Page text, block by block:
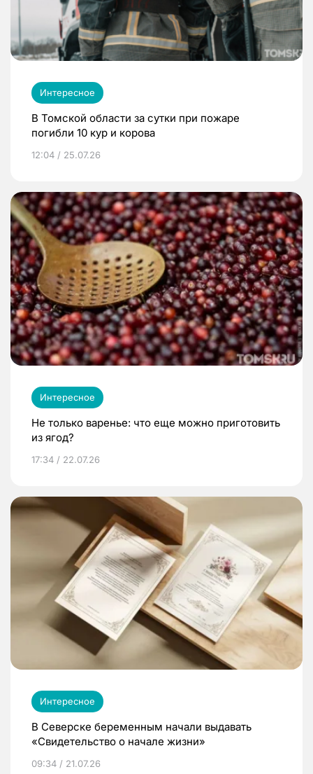
Интересное
В Томской области за сутки при пожаре
погибли 10 кур и корова
12:04 / 25.07.26
Интересное
Не только варенье: что еще можно приготовить
из ягод?
17:34 / 22.07.26
Интересное
В Северске беременным начали выдавать
«Свидетельство о начале жизни»
09:34 / 21.07.26